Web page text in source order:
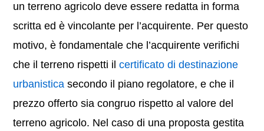
un terreno agricolo deve essere redatta in forma
scritta ed è vincolante per l’acquirente. Per questo
motivo, è fondamentale che l’acquirente verifichi
che il terreno rispetti ilcertificato di destinazione
urbanistica secondo il piano regolatore, e che il
prezzo offerto sia congruo rispetto al valore del
terreno agricolo. Nel caso di una proposta gestita